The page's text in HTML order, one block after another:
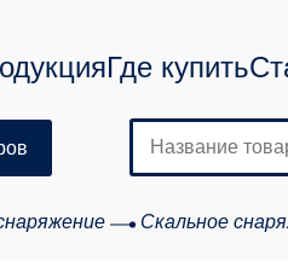
Где купить
Скальное